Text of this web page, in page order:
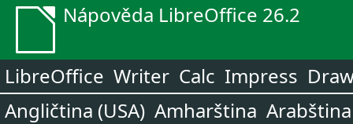
Nápověda LibreOffice 26.2
LibreOffice Writer Calc Impress
Angličtina (USA) Amharština Arabština